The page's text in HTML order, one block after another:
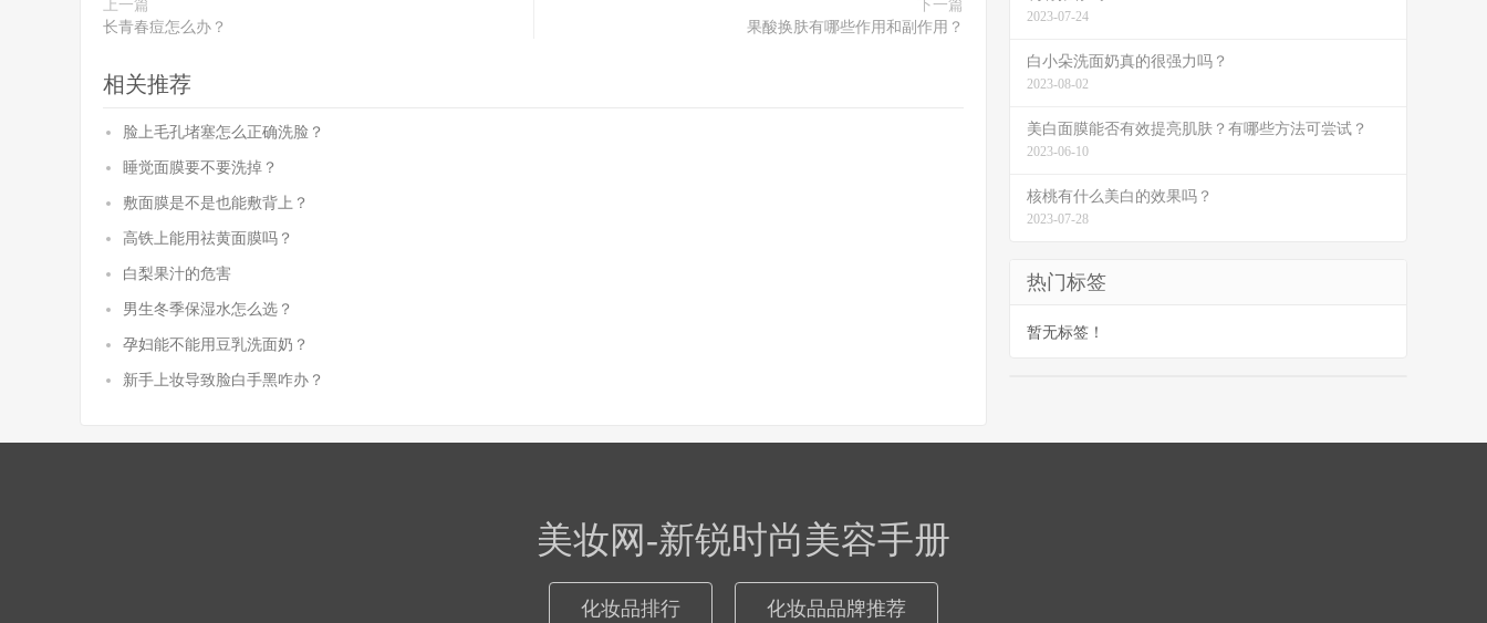
上一篇
长青春痘怎么办？
下一篇
果酸换肤有哪些作用和副作用？
相关推荐
脸上毛孔堵塞怎么正确洗脸？
睡觉面膜要不要洗掉？
敷面膜是不是也能敷背上？
高铁上能用祛黄面膜吗？
白梨果汁的危害
男生冬季保湿水怎么选？
孕妇能不能用豆乳洗面奶？
新手上妆导致脸白手黑咋办？
2023-07-24
白小朵洗面奶真的很强力吗？
2023-08-02
美白面膜能否有效提亮肌肤？有哪些方法可尝试？
2023-06-10
核桃有什么美白的效果吗？
2023-07-28
热门标签
暂无标签！
美妆网-新锐时尚美容手册
化妆品排行 化妆品品牌推荐